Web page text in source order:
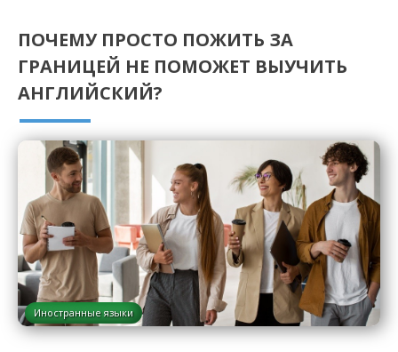
ПОЧЕМУ ПРОСТО ПОЖИТЬ ЗА
ГРАНИЦЕЙ НЕ ПОМОЖЕТ ВЫУЧИТЬ
АНГЛИЙСКИЙ?
Иностранные языки